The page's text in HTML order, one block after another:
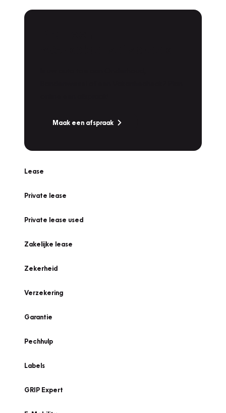
Maak een afspraak
Lease
Private lease
Private lease used
Zakelijke lease
Zekerheid
Verzekering
Garantie
Pechhulp
Labels
GRIP Expert